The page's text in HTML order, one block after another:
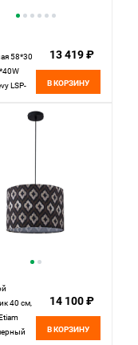
58*30
LSP-
13 419 ₽
В КОРЗИНУ
40 см,
14 100 ₽
В КОРЗИНУ